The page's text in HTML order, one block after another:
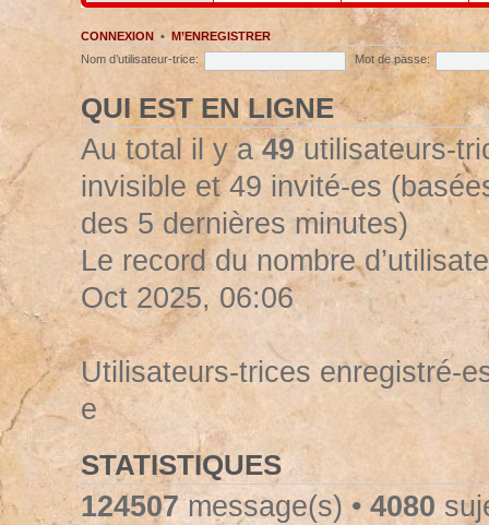
CONNEXION• M’ENREGISTRER
Nom d’utilisateur-trice:
Mot de passe:
QUI EST EN LIGNE
Au total il y a49utilisateurs-
invisible et 49 invité-es
des 5 dernières minutes)
Le record du nombre
Oct 2025, 06:06
Utilisateurs-trices enregistré-
e
STATISTIQUES
124507message(s) • 4080